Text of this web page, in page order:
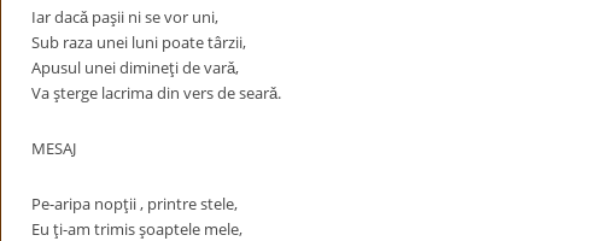
Iar dacǎ paşii ni se vor uni,
Sub raza unei luni poate târzii,
Apusul unei dimineţi de varǎ,
Va şterge lacrima din vers de searǎ.
MESAJ
Pe-aripa nopţii , printre stele,
Eu ţi-am trimis şoaptele mele,